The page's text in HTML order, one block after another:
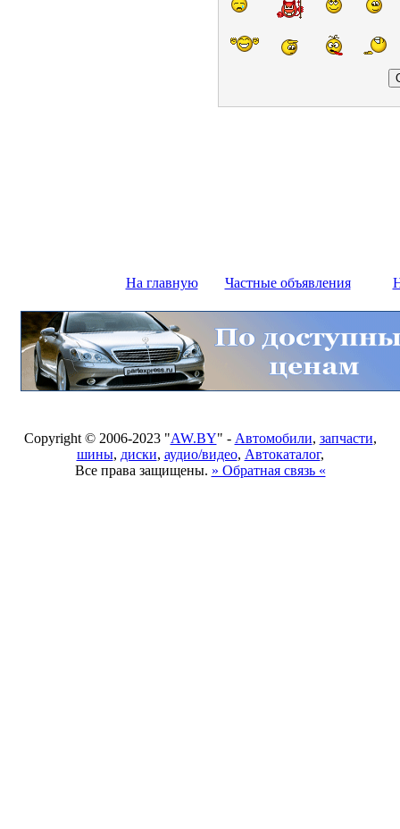
На главную Частные объявления
Copyright © 2006-2023 "AW.BY" - Автомобили, запчасти,
шины, диски, аудио/видео, Автокаталог,
Все права защищены. » Обратная связь «